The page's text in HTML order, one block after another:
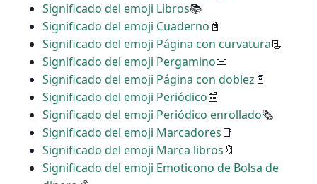
Significado del emoji Libros📚
Significado del emoji Cuaderno 📓
Significado del emoji Página con curvatura📃
Significado del emoji Pergamino📜
Significado del emoji Página con doblez 📄
Significado del emoji Periódico📰
Significado del emoji Periódico enrollado🗞
Significado del emoji Marcadores📑
Significado del emoji Marca libros 🔖
Significado del emoji Emoticono de Bolsa de